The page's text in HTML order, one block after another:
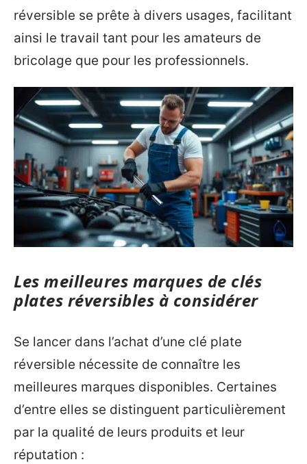
réversible se prête à divers usages, facilitant
ainsi le travail tant pour les amateurs de
bricolage que pour les professionnels.
Les meilleures marques de clés
plates réversibles à considérer
Se lancer dans l’achat d’une clé plate
réversible nécessite de connaître les
meilleures marques disponibles. Certaines
d’entre elles se distinguent particulièrement
par la qualité de leurs produits et leur
réputation :